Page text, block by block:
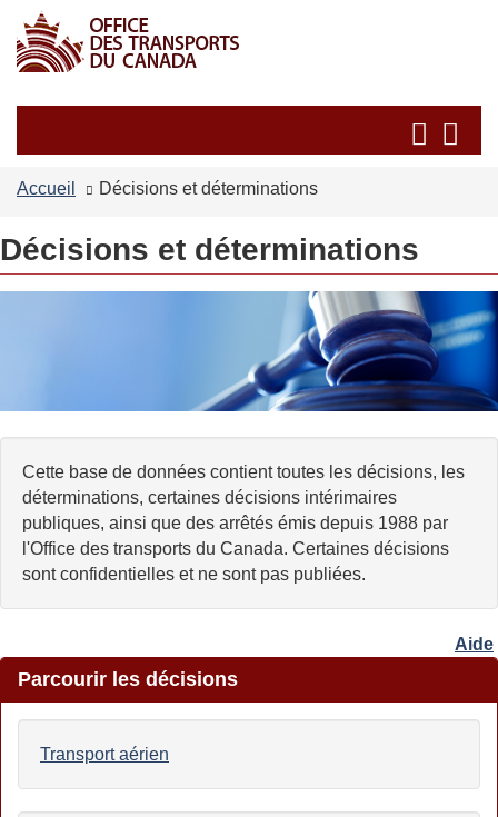
principal
version
simplifiée
et
les
et
Accueil Décisions et déterminations
Décisions et déterminations
Cette base de données contient toutes les décisions, les
déterminations, certaines décisions intérimaires
publiques, ainsi que des arrêtés émis depuis 1988 par
l'Office des transports du Canada. Certaines décisions
sont confidentielles et ne sont pas publiées.
Aide
Parcourir les décisions
Transport aérien